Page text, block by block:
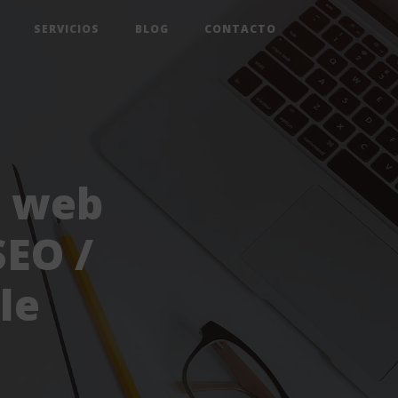
SERVICIOS BLOG CONTACTO
/